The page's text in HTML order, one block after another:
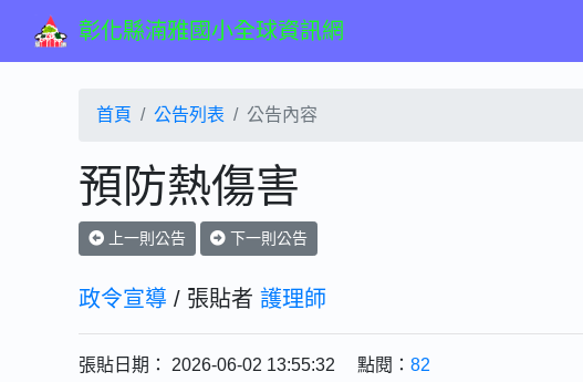
彰化縣湳雅國小全球資訊網
首頁 公告列表 公告內容
預防熱傷害
上一則公告 下一則公告
政令宣導 / 張貼者 護理師
張貼日期： 2026-06-02 13:55:32 點閱： 82